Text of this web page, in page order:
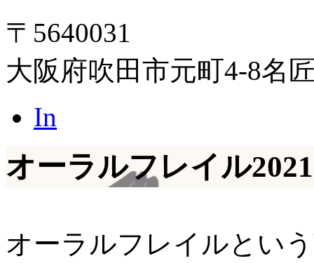
〒5640031
大阪府吹田市元町4-8名
In
オーラルフレイル
オーラルフレイルとい